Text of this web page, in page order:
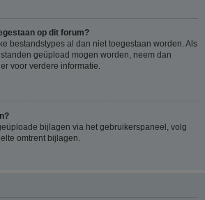
op dit forum?
bestandstypes al dan niet toegestaan worden. Als
geüpload mogen worden, neem dan
voor verdere informatie.
bijlagen via het gebruikerspaneel, volg
omtrent bijlagen.